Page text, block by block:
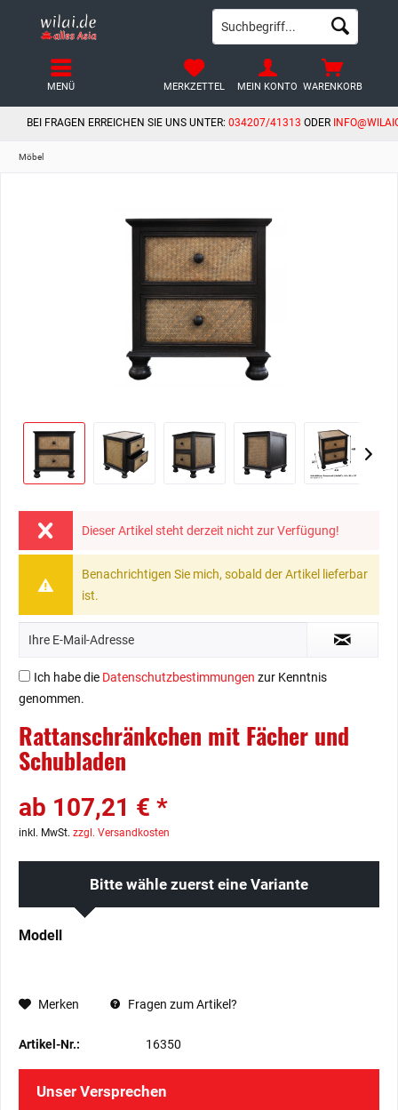
BEI FRAGEN ERREICHEN SIE UNS UNTER: 034207/41313 ODER
WARENKORB
MERKZETTEL MEIN KONTO
MENÜ
Möbel
Dieser Artikel steht derzeit nicht zur Verfügung!
Benachrichtigen Sie mich, sobald der Artikel lieferbar
ist.
Ich habe die Datenschutzbestimmungen zur Kenntnis
genommen.
Rattanschränkchen mit Fächer und
Schubladen
ab 107,21 € *
inkl. MwSt. zzgl. Versandkosten
Bitte wähle zuerst eine Variante
Modell
Merken Fragen zum Artikel?
Artikel-Nr.: 16350
Unser Versprechen